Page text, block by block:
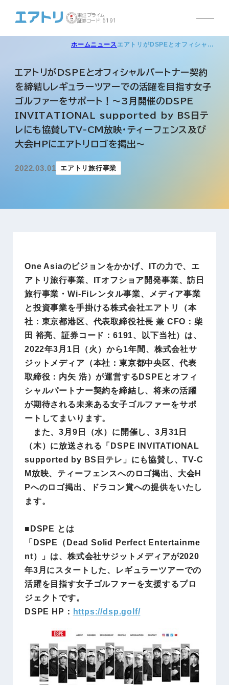
東証プライム
証券コード:6191
ホームニュース エアトリがDSPEとオフィシャ…
エアトリがDSPEとオフィシャルパートナー契約
を締結しレギュラーツアーでの活躍を目指す女子
ゴルファーをサポート！〜3月開催のDSPE
INVITATIONAL supported by BS日テ
レにも協賛しTV-CM放映・ティーフェンス及び
大会HPにエアトリロゴを掲出〜
2022.03.01 エアトリ旅行事業
One Asiaのビジョンをかかげ、ITの力で、エ
アトリ旅行事業、ITオフショア開発事業、訪日
旅行事業・Wi-Fiレンタル事業、メディア事業
と投資事業を手掛ける株式会社エアトリ（本
社：東京都港区、代表取締役社長 兼 CFO：柴
田 裕亮、証券コード：6191、以下当社）は、
2022年3月1日（火）から1年間、株式会社サ
ジットメディア（本社：東京都中央区、代表
取締役：内矢 浩）が運営するDSPEとオフィ
シャルパートナー契約を締結し、将来の活躍
が期待される未来ある女子ゴルファーをサポ
ートしてまいります。
また、3月9日（水）に開催し、3月31日
（木）に放送される「DSPE INVITATIONAL
supported by BS日テレ」にも協賛し、TV-C
M放映、ティーフェンスへのロゴ掲出、大会H
Pへのロゴ掲出、ドラコン賞への提供をいたし
ます。
■DSPE とは
「DSPE（Dead Solid Perfect Entertainme
nt）」は、株式会社サジットメディアが2020
年3月にスタートした、レギュラーツアーでの
活躍を目指す女子ゴルファーを支援するプロ
ジェクトです。
DSPE HP： https://dsp.golf/